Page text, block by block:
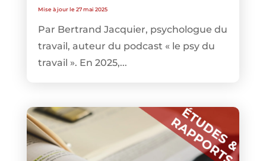
Mise à jour le 27 mai 2025
Par Bertrand Jacquier, psychologue du
travail, auteur du podcast « le psy du
travail ». En 2025,...